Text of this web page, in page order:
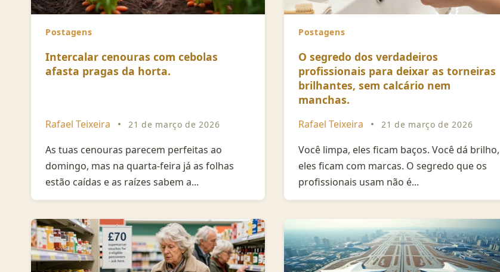
Postagens
Intercalar cenouras com cebolas
afasta pragas da horta.
Rafael Teixeira • 21 de março de 2026
As tuas cenouras parecem perfeitas ao
domingo, mas na quarta-feira já as folhas
estão caídas e as raízes sabem a...
Postagens
O segredo dos verdadeiros
profissionais para deixar as torneiras
brilhantes, sem calcário nem
manchas.
Rafael Teixeira • 21 de março de 2026
Você limpa, eles ficam baços. Você dá brilho,
eles ficam com marcas. O segredo que os
profissionais usam não é...